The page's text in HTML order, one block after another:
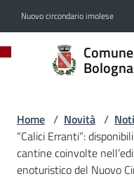
Nuovo circondario imolese
Bologna
Comune
di
Guelfo
di
Bologna
Home / Novità /
“Calici Erranti”:
cantine coinvolte
enoturistico del Nuovo